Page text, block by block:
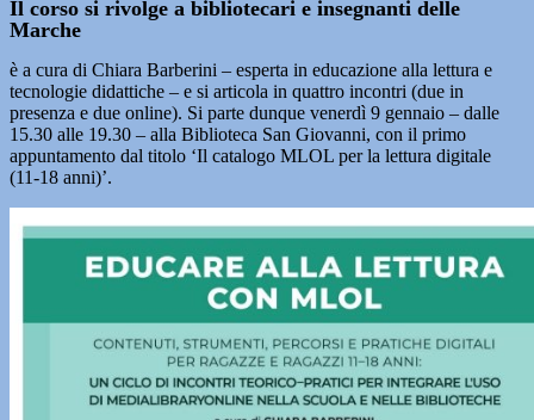
Il corso si rivolge a bibliotecari e insegnanti delle
Marche
è a cura di Chiara Barberini – esperta in educazione alla lettura e
tecnologie didattiche – e si articola in quattro incontri (due in
presenza e due online). Si parte dunque venerdì 9 gennaio – dalle
15.30 alle 19.30 – alla Biblioteca San Giovanni, con il primo
appuntamento dal titolo ‘Il catalogo MLOL per la lettura digitale
(11-18 anni)’.